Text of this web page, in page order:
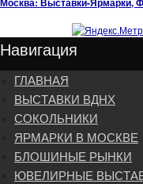
Навигация
ГЛАВНАЯ
ВЫСТАВКИ ВДНХ
СОКОЛЬНИКИ
ЯРМАРКИ В МОСКВЕ
БЛОШИНЫЕ РЫНКИ
ЮВЕЛИРНЫЕ